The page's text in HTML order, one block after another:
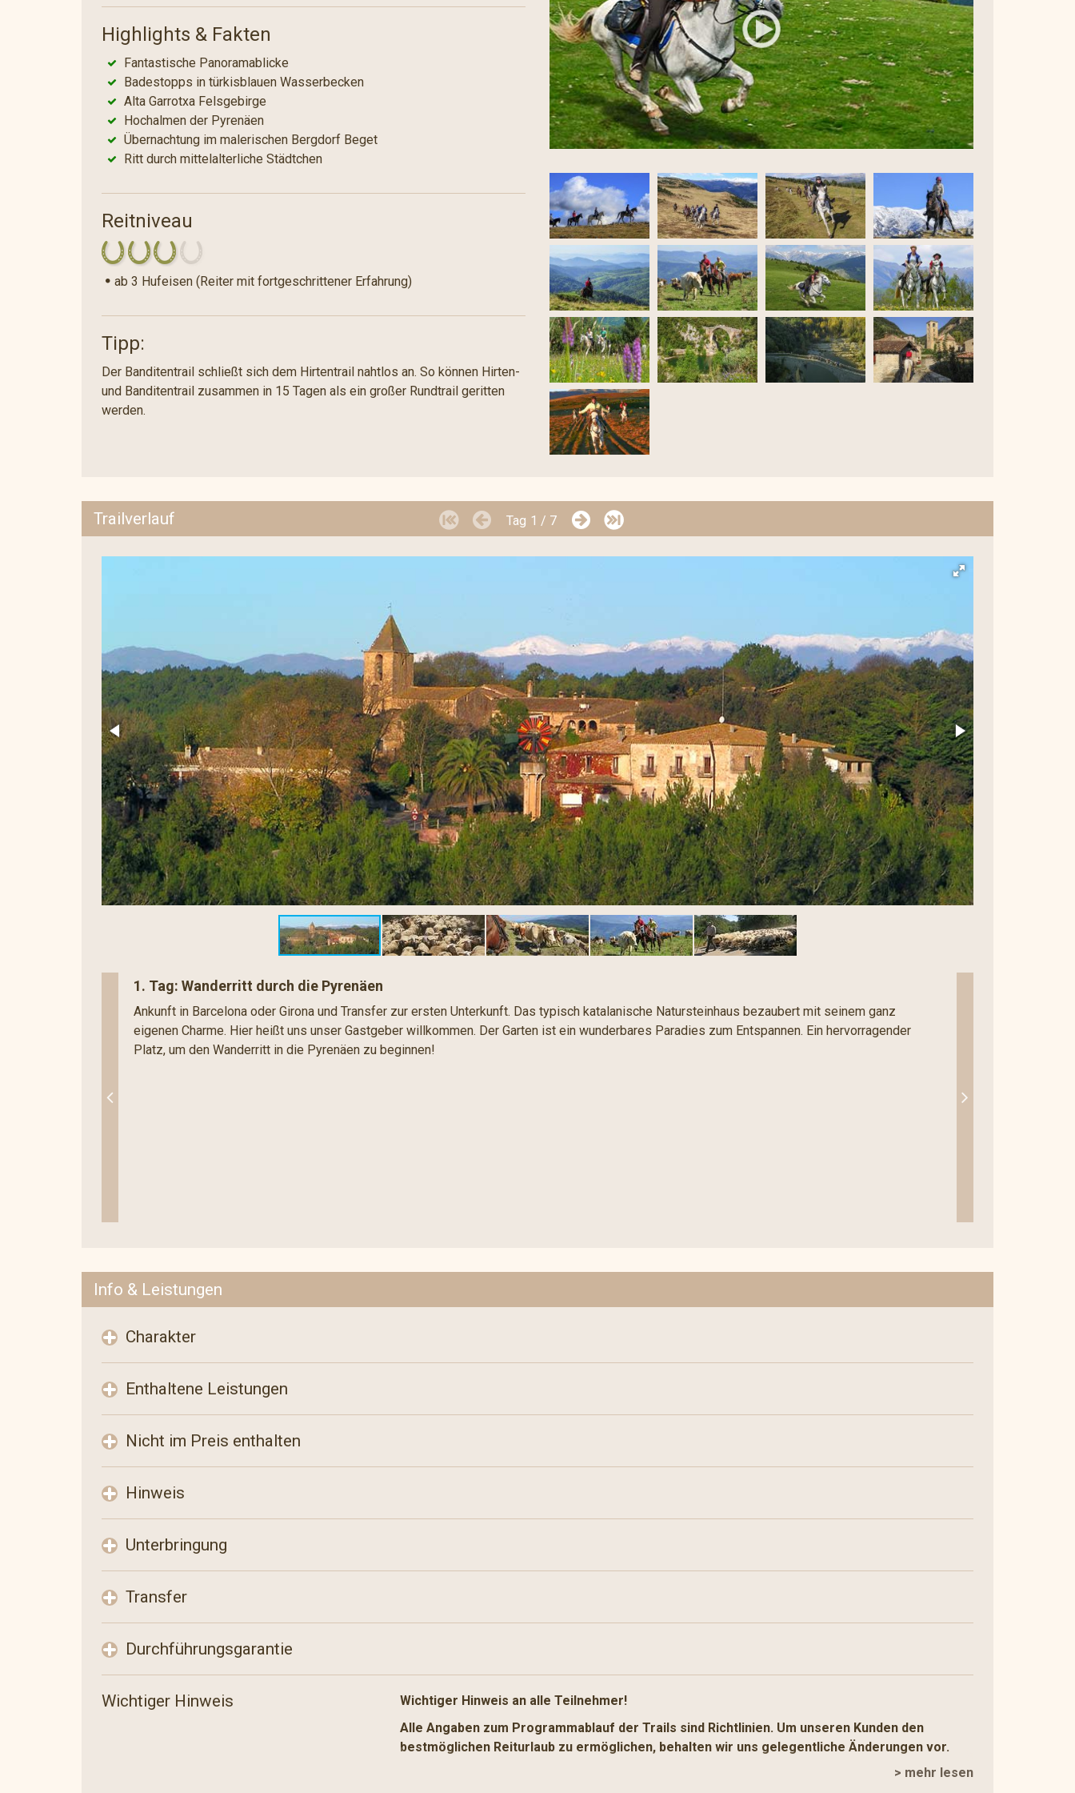
Highlights & Fakten
Fantastische Panoramablicke
Badestopps in türkisblauen Wasserbecken
Alta Garrotxa Felsgebirge
Hochalmen der Pyrenäen
Übernachtung im malerischen Bergdorf Beget
Ritt durch mittelalterliche Städtchen
Reitniveau
ab 3 Hufeisen (Reiter mit fortgeschrittener Erfahrung)
Tipp:
Der Banditentrail schließt sich dem Hirtentrail nahtlos an. So können Hirten-
und Banditentrail zusammen in 15 Tagen als ein großer Rundtrail geritten
werden.
Trailverlauf Tag 1 / 7
1. Tag: Wanderritt durch die Pyrenäen
Ankunft in Barcelona oder Girona und Transfer zur ersten Unterkunft. Das typisch katalanische Natursteinhaus bezaubert mit seinem ganz
eigenen Charme. Hier heißt uns unser Gastgeber willkommen. Der Garten ist ein wunderbares Paradies zum Entspannen. Ein hervorragender
Platz, um den Wanderritt in die Pyrenäen zu beginnen!
Info & Leistungen
Charakter
Enthaltene Leistungen
Nicht im Preis enthalten
Hinweis
Unterbringung
Transfer
Durchführungsgarantie
Wichtiger Hinweis
Wichtiger Hinweis an alle Teilnehmer!
Alle Angaben zum Programmablauf der Trails sind Richtlinien. Um unseren Kunden den
bestmöglichen Reiturlaub zu ermöglichen, behalten wir uns gelegentliche Änderungen vor.
In Abhängigkeit von der Jahreszeit, dem Wetter, nationalen Feiertagen und der Anzahl gleichzeitig
> mehr lesen